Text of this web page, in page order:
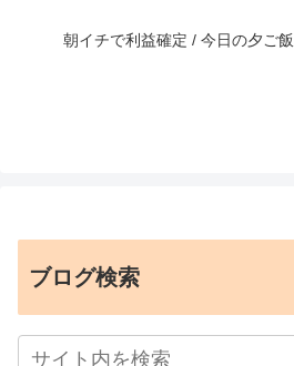
朝イチで利益確定 / 今日の夕ご飯
ブログ検索